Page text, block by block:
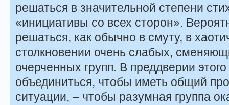
решаться в значительной степени
«инициативы со всех сторон».
решаться, как обычно в смуту, в
столкновении очень слабых,
очерченных групп. В преддверии
объединиться, чтобы иметь общий
ситуации, – чтобы разумная группа